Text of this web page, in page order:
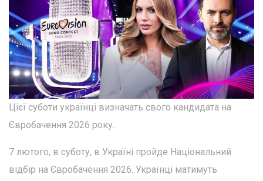
Цієї суботи українці визначать свого кандидата на
Євробачення 2026 року.
7 лютого, в суботу, в Україні пройде Національний
відбір на Євробачення 2026. Українці матимуть